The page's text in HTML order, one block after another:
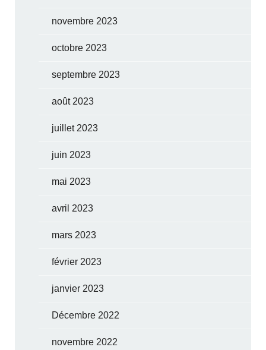
novembre 2023
octobre 2023
septembre 2023
août 2023
juillet 2023
juin 2023
mai 2023
avril 2023
mars 2023
février 2023
janvier 2023
Décembre 2022
novembre 2022